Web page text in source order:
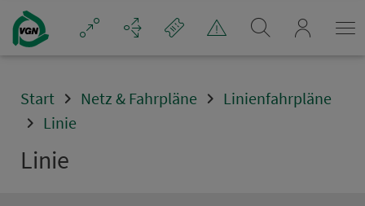
Navigation überspringen
Start Netz & Fahrpläne
Linienfahrpläne
Linie
Linie